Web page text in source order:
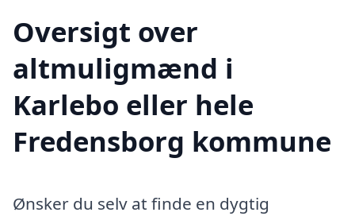
Oversigt over
altmuligmænd i
Karlebo eller hele
Fredensborg kommune
Ønsker du selv at finde en dygtig